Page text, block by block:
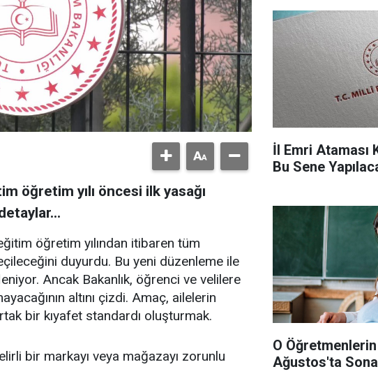
öğretim yılı öncesi ilk yasağı
öğretim yılından itibaren tüm
duyurdu. Bu yeni düzenleme ile
Ancak Bakanlık, öğrenci ve velilere
altını çizdi. Amaç, ailelerin
bir kıyafet standardı oluşturmak.
bir markayı veya mağazayı zorunlu
İl Emri Ataması
Bu Sene
O
Ağustos'ta